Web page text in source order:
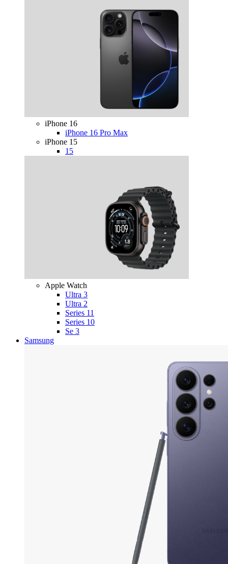
iPhone 16
iPhone 16 Pro Max
iPhone 15
15
Apple Watch
Ultra 3
Ultra 2
Series 11
Series 10
Se 3
Samsung